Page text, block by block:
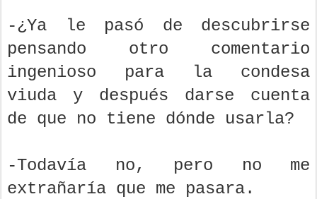
-¿Ya le pasó de descubrirse
pensando otro comentario
ingenioso para la condesa
viuda y después darse cuenta
de que no tiene dónde usarla?
-Todavía no, pero no me
extrañaría que me pasara.